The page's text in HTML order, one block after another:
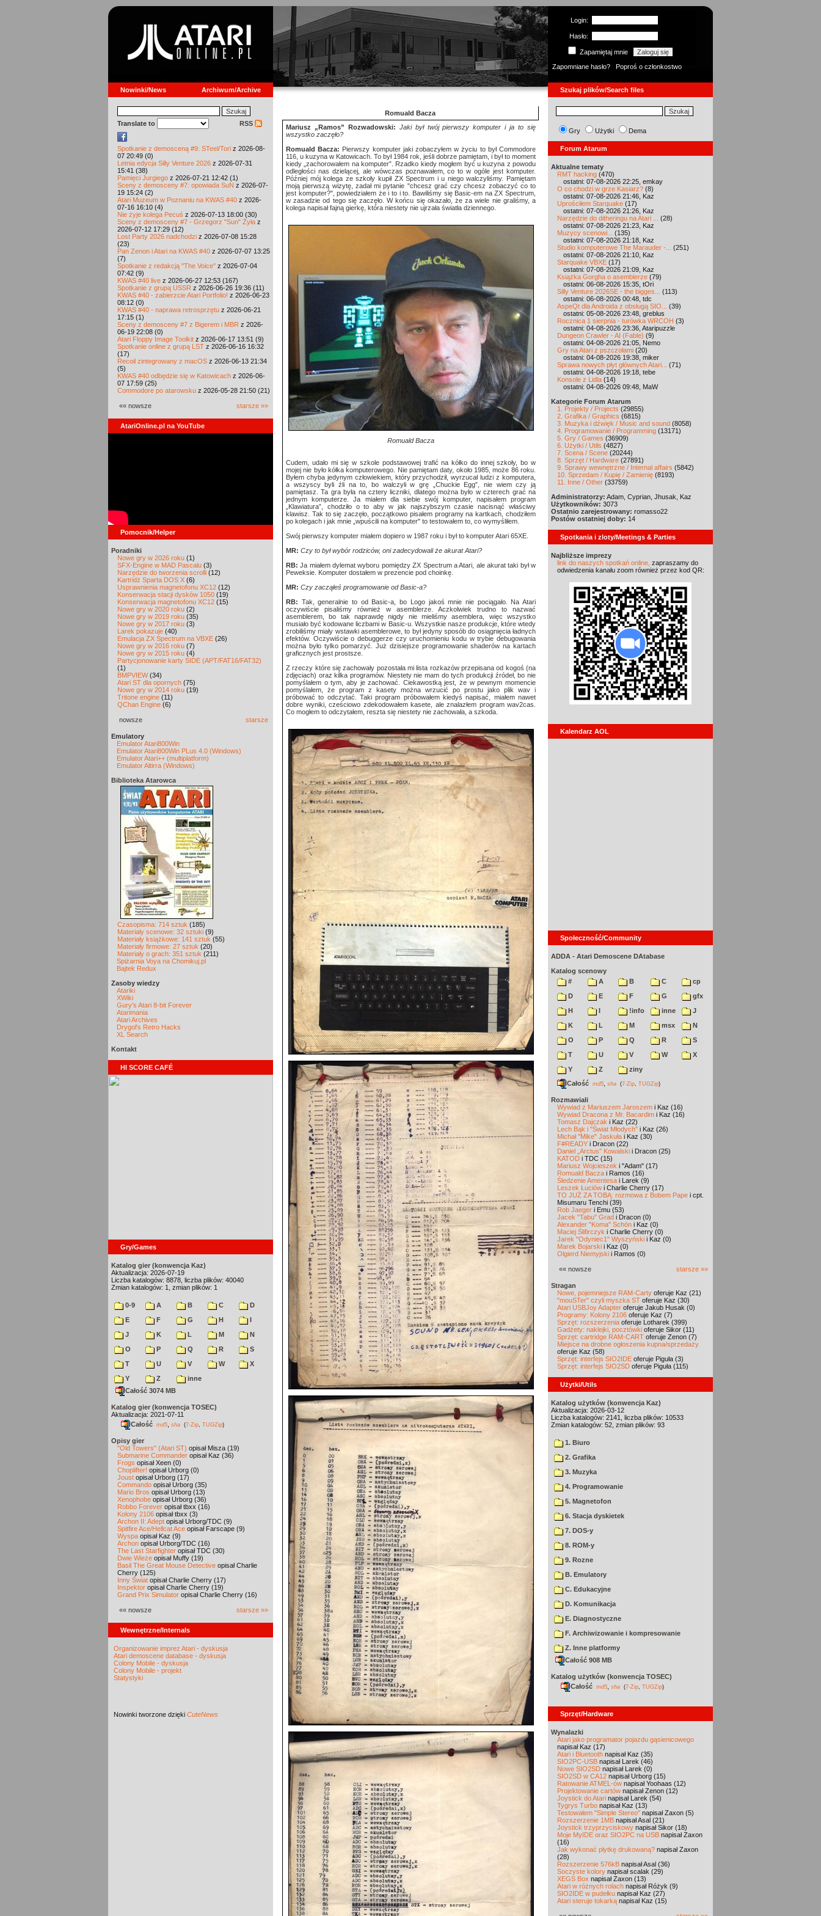
Login:
Hasło:
Zapamiętaj mnie
Zapomniane hasło?
Poproś o członkostwo
Nowinki/News Archiwum/Archive Szukaj plików/Search files
Translate to RSS
Spotkanie z demosceną #9: STeel/Tori z 2026-08-
07 20:49 (0)
Letnia edycja Silly Venture 2026 z 2026-07-31
15:41 (38)
Pamięci Jurgiego z 2026-07-21 12:42 (1)
Sceny z demosceny #7: opowiada SuN z 2026-07-
19 15:24 (2)
Atari Muzeum w Poznaniu na KWAS #40 z 2026-
07-16 16:10 (4)
Nie żyje kolega Pecuś z 2026-07-13 18:00 (30)
Sceny z demosceny #7 - Grzegorz "Sun" Żyła z
2026-07-12 17:29 (12)
Lost Party 2026 nadchodzi z 2026-07-08 15:28
(23)
Pan Zenon i Atari na KWAS #40 z 2026-07-07 13:25
(7)
Spotkanie z redakcją "The Voice" z 2026-07-04
07:42 (9)
KWAS #40 live z 2026-06-27 12:53 (167)
Spotkanie z grupą USSR z 2026-06-26 19:36 (11)
KWAS #40 - zabierzcie Atari Portfolio! z 2026-06-23
08:12 (0)
KWAS #40 - naprawa retrosprzętu z 2026-06-21
17:15 (1)
Sceny z demosceny #7 z Bigerem i MBR z 2026-
06-19 22:08 (0)
Atari Floppy Image Toolkit z 2026-06-17 13:51 (9)
Spotkanie online z grupą LST z 2026-06-16 16:32
(17)
Recoil zintegrowany z macOS z 2026-06-13 21:34
(5)
KWAS #40 odbędzie się w Katowicach z 2026-06-
07 17:59 (25)
Commodore po atarowsku z 2026-05-28 21:50 (21)
«« nowsze starsze »»
AtariOnline.pl na YouTube
Pomocnik/Helper
Poradniki
Nowe gry w 2026 roku (1)
SFX-Engine w MAD Pascalu (3)
Narzędzie do tworzenia scrolli (12)
Kartridż Sparta DOS X (6)
Usprawnienia magnetofonu XC12 (12)
Konserwacja stacji dysków 1050 (19)
Konserwacja magnetofonu XC12 (15)
Nowe gry w 2020 roku (2)
Nowe gry w 2019 roku (35)
Nowe gry w 2017 roku (3)
Larek pokazuje (40)
Emulacja ZX Spectrum na VBXE (26)
Nowe gry w 2016 roku (7)
Nowe gry w 2015 roku (4)
Partycjonowanie karty SIDE (APT/FAT16/FAT32)
(1)
BMPVIEW(34)
Atari ST dla opornych (75)
Nowe gry w 2014 roku (19)
Tritone engine (11)
QChan Engine (6)
nowsze starsze
Emulatory
Emulator Atari800Win
Emulator Atari800Win PLus 4.0 (Windows)
Emulator Atari++ (multiplatform)
Emulator Altirra (Windows)
Biblioteka Atarowca
Czasopisma: 714 sztuk (185)
Materiały scenowe: 32 sztuki (9)
Materiały książkowe: 141 sztuk (55)
Materiały firmowe: 27 sztuk (20)
Materiały o grach: 351 sztuk (211)
Spiżarnia Voya na Chomikuj.pl
Bajtek Redux
Zasoby wiedzy
Atariki
XWiki
Gury's Atari 8-bit Forever
Atarimania
Atari Archives
Drygol's Retro Hacks
XL Search
Kontakt
HI SCORE CAFÉ
Gry/Games
Katalog gier (konwencja Kaz)
Aktualizacja: 2026-07-19
Liczba katalogów: 8878, liczba plików: 40040
Zmian katalogów: 1, zmian plików: 1
0-9 A B C
D
E
F G H
I
J
K L M
N
O
P Q R
S
T
U V W
X
Y
Z
inne
Całość 3074 MB
Katalog gier (konwencja TOSEC)
Aktualizacja: 2021-07-11
Całość md5 sha (7-Zip TUGZip)
Opisy gier
"Old Towers" (Atari ST) opisał Misza (19)
Submarine Commander opisał Kaz (36)
Frogs opisał Xeen (0)
Choplifter! opisał Urborg (0)
Joust opisał Urborg (17)
Commando opisał Urborg (35)
Mario Bros opisał Urborg (13)
Xenophobe opisał Urborg (36)
Robbo Forever opisał tbxx (16)
Kolony 2106 opisał tbxx (3)
Archon II: Adept opisał Urborg/TDC (9)
Spitfire Ace/Hellcat Ace opisał Farscape (9)
Wyspa opisał Kaz (9)
Archon opisał Urborg/TDC (16)
The Last Starfighter opisał TDC (30)
Dwie Wieże opisał Muffy (19)
Basil The Great Mouse Detective opisał Charlie
Cherry (125)
Inny Świat opisał Charlie Cherry (17)
Inspektor opisał Charlie Cherry (19)
Grand Prix Simulator opisał Charlie Cherry (16)
«« nowsze starsze »»
Wewnętrzne/Internals
Organizowanie imprez Atari - dyskusja
Atari demoscene database - dyskusja
Colony Mobile - dyskusja
Colony Mobile - projekt
Statystyki
Nowinki tworzone dzięki CuteNews
Romuald Bacza
Mariusz „Ramos” Rozwadowski: Jaki był twój pierwszy komputer i ja to się
wszystko zaczęło?
Romuald Bacza: Pierwszy komputer jaki zobaczyłem w życiu to był Commodore
116, u kuzyna w Katowicach. To był 1984 rok, jeśli dobrze pamiętam, i był to moment
kiedy „zachorowałem na komputer”. Rzadko kiedy mogłem być u kuzyna z powodu
odległości nas dzielącej, ale wówczas poznawałem, co to w ogóle jest komputer.
Później mój kolega ze szkoły kupił ZX Spectrum i u niego walczyliśmy. Pamiętam
moją pierwszą wizytę, zadał mi pytanie "chcesz grać czy chcesz zobaczyć co to
jest komputer?", powiedziałem że i to i to. Bawiliśmy się Basic-em na ZX Spectrum,
w zasadzie od tego się zaczęło. W końcu się okazało, że za wiele nie graliśmy, a
kolega napisał fajną gierkę, która niestety nie ujrzała światła dziennego.
Romuald Bacza
Cudem, udało mi się w szkole podstawowej trafić na kółko do innej szkoły, bo w
mojej nie było kółka komputerowego. Nie pamiętam daty, około 1985, może 86 roku.
Byłem chyba jedynym człowiekiem, który przychodził, wyrzucał ludzi z komputera,
a wszyscy byli źli na to, bo walczyli w grę „Chuckie Egg”, nie wiem czy ją
pamiętasz. Ta gra była na cztery liczniki, dlatego można było w czterech grać na
jednym komputerze. Ja miałem dla siebie swój komputer, napisałem program
„Klawiatura”, chodziło o to aby w jak najszybszym czasie nacisnąć właściwy
klawisz. Tak to się zaczęło, początkowo pisałem programy na kartkach, chodziłem
po kolegach i jak mnie „wpuścili na komputer" to testowałem to, co wymyśliłem.
Swój pierwszy komputer miałem dopiero w 1987 roku i był to komputer Atari 65XE.
MR: Czy to był wybór rodziców, oni zadecydowali że akurat Atari?
RB: Ja miałem dylemat wyboru pomiędzy ZX Spectrum a Atari, ale akurat taki był w
Peweksie. Komputer dostałem w prezencie pod choinkę.
MR: Czy zacząłeś programowanie od Basic-a?
RB: Tak, generalnie to od Basic-a, bo Logo jakoś mnie nie pociągało. Na Atari
oczywiście pisaliśmy również w asemblerze. Aczkolwiek trudno to nazwać
asemblerem, bo tak naprawdę nigdy nie mieliśmy asemblera, więc wszystko
musiało być kodowane liczbami w Basic-u. Wszystkie nasze produkcje, które wtedy
zrobiliśmy miały wstawki asemblerowe, to był jedyny sposób do osiągnięcia ładnych
efektów. Oczywiście o debuggerze czy uruchomieniu kodu w trybie debugowania
można było tylko pomarzyć. Już dzisiejsze programowanie shaderów na kartach
graficznych jest prostsze.
Z rzeczy które się zachowały pozostała mi lista rozkazów przepisana od kogoś (na
zdjęciach) oraz kilka programów. Niestety nie mam do tych produkcji źródeł, bo nie
pomyślałem o tym, aby je zachować. Ciekawostką jest, że w pewnym momencie
pomyślałem, że program z kasety można wrzucić po prostu jako plik wav i
próbować to odczytać. Taki program próbowałem kiedyś napisać, miałem nawet
dobre wyniki, cześciowo zdekodowałem kasete, ale znalazłem program wav2cas.
Co mogłem to odczytałem, reszta się niestety nie zachowała, a szkoda.
Gry Użytki Dema
Forum Atarum
Aktualne tematy
RMT hacking (470)
ostatni: 07-08-2026 22:25, emkay
O co chodzi w grze Kasiarz? (8)
ostatni: 07-08-2026 21:46, Kaz
Uprościłem Starquake (17)
ostatni: 07-08-2026 21:26, Kaz
Narzędzie do ditheringu na Atari ...
(28)
ostatni: 07-08-2026 21:23, Kaz
Muzycy scenowi...
(135)
ostatni: 07-08-2026 21:18, Kaz
Studio komputerowe The Marauder -...
(251)
ostatni: 07-08-2026 21:10, Kaz
Starquake VBXE (17)
ostatni: 07-08-2026 21:09, Kaz
Książka Gorgha o asemblerze (79)
ostatni: 06-08-2026 15:35, tOri
Silly Venture 2026SE - the bigges...
(113)
ostatni: 06-08-2026 00:48, tdc
AspeQt dla Androida z obsługą SIO...
(39)
ostatni: 05-08-2026 23:48, greblus
Rocznica 1 sierpnia - turówka WRCOH (3)
ostatni: 04-08-2026 23:36, Ataripuzzle
Dungeon Crawler - AI (Fable) (9)
ostatni: 04-08-2026 21:05, Nemo
Gry na Atari z pszczołami (20)
ostatni: 04-08-2026 19:38, miker
Sprawa nowych płyt głównych Atari...
(71)
ostatni: 04-08-2026 19:18, tebe
Konsole z Lidla (14)
ostatni: 04-08-2026 09:48, MaW
Kategorie Forum Atarum
1. Projekty / Projects (29855)
2. Grafika / Graphics (6815)
3. Muzyka i dźwięk / Music and sound (8058)
4. Programowanie / Programming (13171)
5. Gry / Games (36909)
6. Użytki / Utils (4827)
7. Scena / Scene (20244)
8. Sprzęt / Hardware (27891)
9. Sprawy wewnętrzne / Internal affairs (5842)
10. Sprzedam / Kupię / Zamienię (8193)
11. Inne / Other (33759)
Administratorzy: Adam, Cyprian, Jhusak, Kaz
Użytkowników: 3073
Ostatnio zarejestrowany: romasso22
Postów ostatniej doby: 14
Spotkania i zloty/Meetings & Parties
Najbliższe imprezy
link do naszych spotkań online, zapraszamy do
odwiedzenia kanału zoom również przez kod QR:
Kalendarz AOL
Społeczność/Community
ADDA - Atari Demoscene DAtabase
Katalog scenowy
#
A B C
cp
D
E F G
gfx
H
I !info inne
J
K
L M msx
N
O
P Q R
S
T
U V W
X
Y
Z
ziny
Całość md5 sha (7-Zip TUGZip)
Rozmawiali
Wywiad z Mariuszem Jaroszem i Kaz (16)
Wywiad Dracona z Mr. Bacardim i Kaz (16)
Tomasz Dajczak i Kaz (22)
Lech Bąk i "Świat Młodych" i Kaz (26)
Michał "Mike" Jaskuła i Kaz (30)
F#READY i Dracon (22)
Daniel „Arctus” Kowalski i Dracon (25)
KATOD i TDC (15)
Mariusz Wojcieszek i "Adam" (17)
Romuald Bacza i Ramos (16)
Śledzenie Amentesa i Larek (9)
Leszek Łuciów i Charlie Cherry (17)
TO JUŻ ZA TOBĄ: rozmowa z Bobem Pape i cpt.
Misumaru Tenchi (39)
Rob Jaeger i Emu (53)
Jacek "Tabu" Grad i Dracon (0)
Alexander "Koma" Schön i Kaz (0)
Maciej Ślifirczyk i Charlie Cherry (0)
Jarek "Odyniec1" Wyszyński i Kaz (0)
Marek Bojarski i Kaz (0)
Olgierd Niemyjski i Ramos (0)
«« nowsze starsze »»
Stragan
Nowe, pojemniejsze RAM-Carty oferuje Kaz (21)
"mouSTer" czyli myszka ST oferuje Kaz (30)
Atari USBJoy Adapter oferuje Jakub Husak (0)
Programy: Kolony 2106 oferuje Kaz (7)
Sprzęt: rozszerzenia oferuje Lotharek (399)
Gadżety: naklejki, pocztówki oferuje Sikor (11)
Sprzęt: cartridge RAM-CART oferuje Zenon (7)
Miejsce na drobne ogłoszenia kupna/sprzedaży
oferuje Kaz (58)
Sprzęt: interfejs SIO2IDE oferuje Piguła (3)
Sprzęt: interfejs SIO2SD oferuje Piguła (115)
Użytki/Utils
Katalog użytków (konwencja Kaz)
Aktualizacja: 2026-03-12
Liczba katalogów: 2141, liczba plików: 10533
Zmian katalogów: 52, zmian plików: 93
1. Biuro
2. Grafika
3. Muzyka
4. Programowanie
5. Magnetofon
6. Stacja dyskietek
7. DOS-y
8. ROM-y
9. Rozne
B. Emulatory
C. Edukacyjne
D. Komunikacja
E. Diagnostyczne
F. Archiwizowanie i kompresowanie
Z. Inne platformy
Całość 908 MB
Katalog użytków (konwencja TOSEC)
Całość md5 sha (7-Zip TUGZip)
Sprzęt/Hardware
Wynalazki
Atari jako programator pojazdu gąsienicowego
napisał Kaz (17)
Atari i Bluetooth napisał Kaz (35)
SIO2PC-USB napisał Larek (46)
Nowe SIO2SD napisał Larek (0)
SIO2SD w CA12 napisał Urborg (15)
Ratowanie ATMEL-ów napisał Yoohaas (12)
Projektowanie cartów napisał Zenon (12)
Joystick do Atari napisał Larek (54)
Tygrys Turbo napisał Kaz (13)
Testowałem "Simple Stereo" napisał Zaxon (5)
Rozszerzenie 1MB napisał Asal (21)
Joystick trzyprzyciskowy napisał Sikor (18)
Moje MyIDE oraz SIO2PC na USB napisał Zaxon
(16)
Jak wykonać płytkę drukowaną? napisał Zaxon
(28)
Rozszerzenie 576kB napisał Asal (36)
Soczyste kolory napisał scalak (29)
XEGS Box napisał Zaxon (13)
Atari w różnych rolach napisał Różyk (9)
SIO2IDE w pudełku napisał Kaz (27)
Atari steruje tokarką napisał Kaz (15)